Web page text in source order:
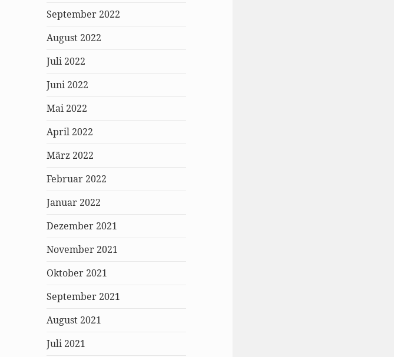
September 2022
August 2022
Juli 2022
Juni 2022
Mai 2022
April 2022
März 2022
Februar 2022
Januar 2022
Dezember 2021
November 2021
Oktober 2021
September 2021
August 2021
Juli 2021